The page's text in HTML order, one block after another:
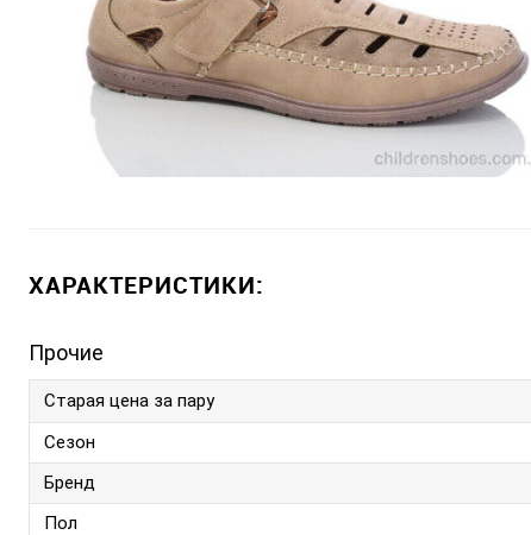
ХАРАКТЕРИСТИКИ:
Прочие
Старая цена за пару
Сезон
Бренд
Пол